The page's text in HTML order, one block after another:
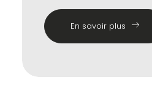
En savoir plus